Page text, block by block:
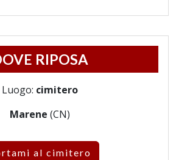
RIPOSA
Luogo: cimitero
Marene (CN)
al cimitero